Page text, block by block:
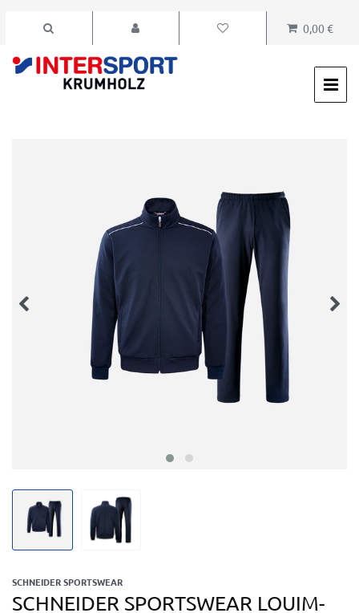
0,00 €
SCHNEIDER SPORTSWEAR
SCHNEIDER SPORTSWEAR LOUIM-